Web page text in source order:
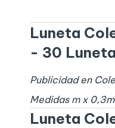
Luneta
- 30
Publicidad en
Medidas m x 0,3m
Luneta